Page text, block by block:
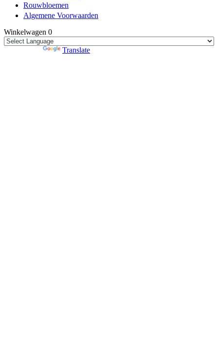
Rouwbloemen
Algemene Voorwaarden
Winkelwagen 0
Translate